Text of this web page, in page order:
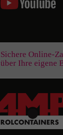
Sichere Online-
über Ihre eigene